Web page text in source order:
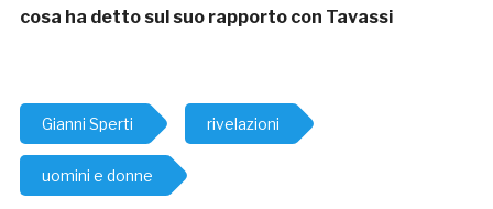
cosa ha detto sul suo rapporto con Tavassi
Gianni Sperti rivelazioni
uomini e donne